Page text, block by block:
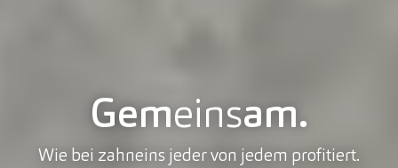
Gemeinsam.
Wie bei zahneins jeder von jedem profitiert.